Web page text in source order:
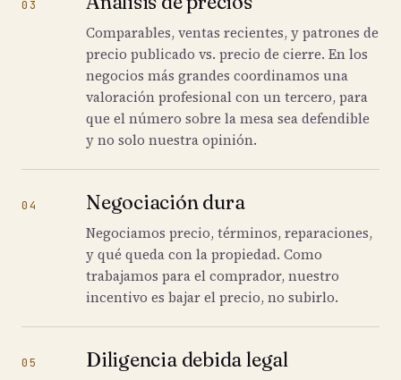
03
Comparables, ventas recientes, y patrones de
precio publicado vs. precio de cierre. En los
negocios más grandes coordinamos una
valoración profesional con un tercero, para
que el número sobre la mesa sea defendible
y no solo nuestra opinión.
04 Negociación dura
Negociamos precio, términos, reparaciones,
y qué queda con la propiedad. Como
trabajamos para el comprador, nuestro
incentivo es bajar el precio, no subirlo.
05 Diligencia debida legal